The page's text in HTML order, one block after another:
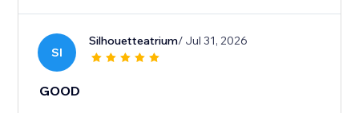
SI
Silhouetteatrium/ Jul 31, 2026
GOOD